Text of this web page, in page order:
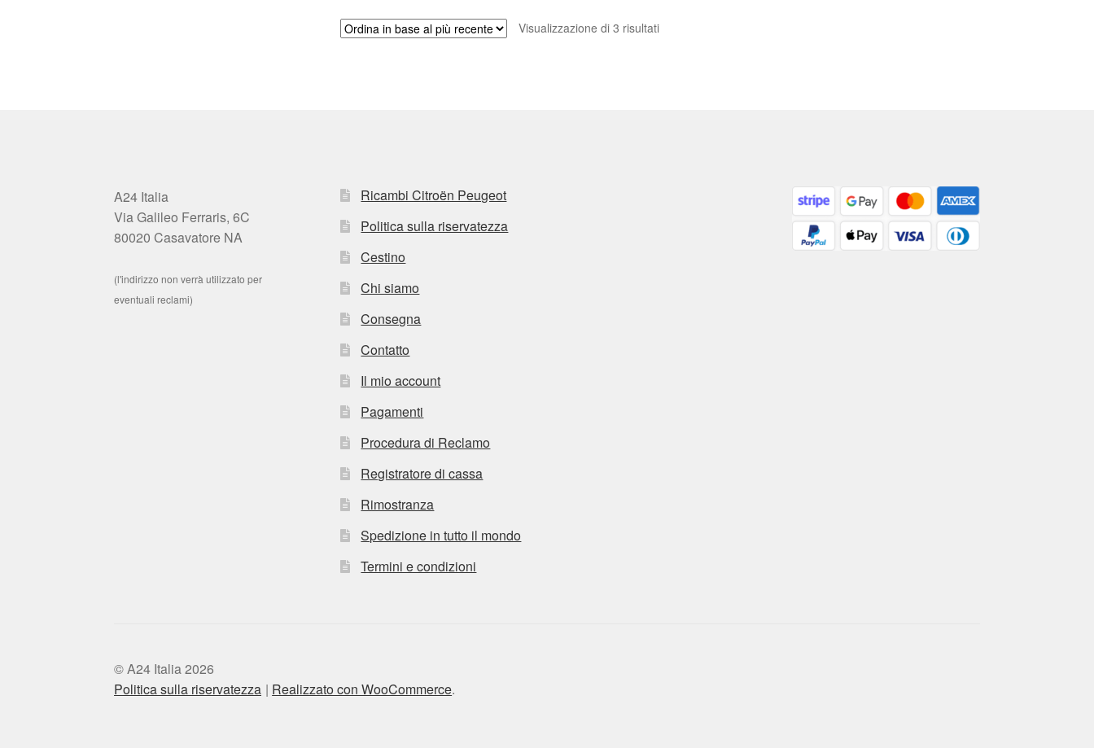
Visualizzazione di 3 risultatiOrdina
A24 Italia
Via Galileo Ferraris, 6C
80020 Casavatore NA
(l'indirizzo non verrà utilizzato per
eventuali reclami)
Ricambi Citroën Peugeot
Politica sulla riservatezza
Cestino
Chi siamo
Consegna
Contatto
Il mio account
Pagamenti
Procedura di Reclamo
Registratore di cassa
Rimostranza
Spedizione in tutto il mondo
Termini e condizioni
© A24 Italia 2026
Politica sulla riservatezza
Realizzato con WooCommerce.